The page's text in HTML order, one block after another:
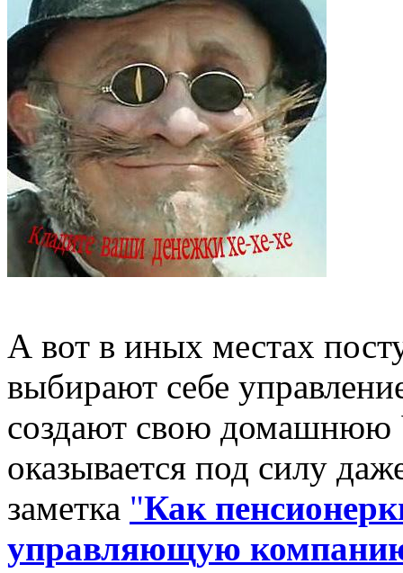
А вот в иных местах
выбирают себе
создают свою
оказывается под силу
заметка "Как
управляющую